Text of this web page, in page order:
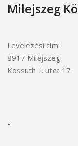
Milejszeg
Levelezési cím:
8917 Milejszeg
Kossuth L. utca 17.
.